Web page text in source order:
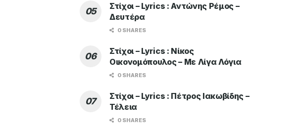
Στίχοι – Lyrics : Αντώνης Ρέμος –
Δευτέρα
0 SHARES
Στίχοι – Lyrics : Νίκος
Οικονομόπουλος – Με Λίγα Λόγια
0 SHARES
Στίχοι – Lyrics : Πέτρος Ιακωβίδης –
Τέλεια
0 SHARES